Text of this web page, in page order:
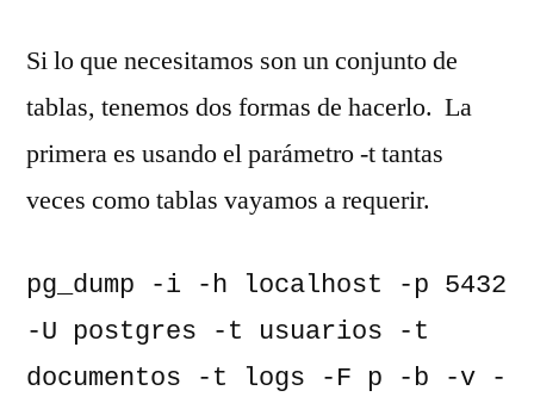
Si lo que necesitamos son un conjunto de
tablas, tenemos dos formas de hacerlo. La
primera es usando el parámetro -t tantas
veces como tablas vayamos a requerir.
pg_dump -i -h localhost -p 5432
-U postgres -t usuarios -t
documentos -t logs -F p -b -v -